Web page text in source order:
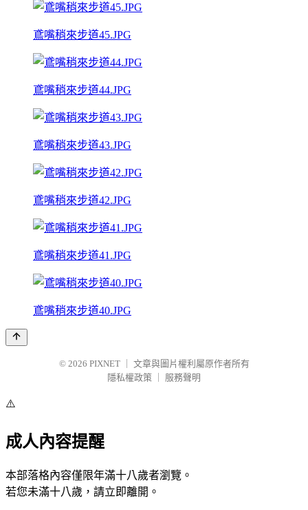
鳶嘴稍來步道45.JPG
鳶嘴稍來步道44.JPG
鳶嘴稍來步道43.JPG
鳶嘴稍來步道42.JPG
鳶嘴稍來步道41.JPG
鳶嘴稍來步道40.JPG
© 2026 PIXNET
文章與圖片權利屬原作者所有
隱私權政策
服務聲明
⚠️
成人內容提醒
本部落格內容僅限年滿十八歲者瀏覽。
若您未滿十八歲，請立即離開。